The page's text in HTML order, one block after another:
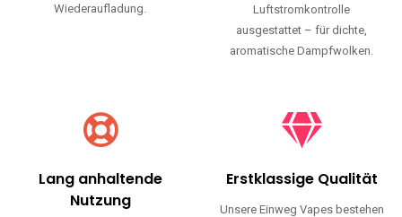
Wiederaufladung.
Luftstromkontrolle
ausgestattet – für dichte,
aromatische Dampfwolken.
Lang anhaltende
Nutzung
Erstklassige Qualität
Unsere Einweg Vapes bestehen